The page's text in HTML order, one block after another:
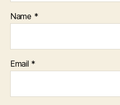
Name *
Email *